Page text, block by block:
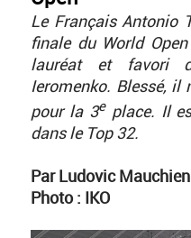
Le Français Antonio
finale du World
lauréat et favori
Ieromenko. Blessé, il
pour la 3eplace. Il
dans le Top 32.
Par Ludovic Mauchien
Photo : IKO